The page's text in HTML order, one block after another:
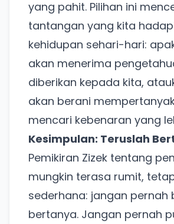
yang pahit. Pilihan ini
tantangan yang kita
kehidupan sehari-hari:
akan menerima
diberikan kepada kita,
akan berani
mencari kebenaran yang
Kesimpulan: Teruslah
Pemikiran Zizek tentang
mungkin terasa rumit,
sederhana: jangan pernah
bertanya. Jangan pernah
Ada Website
Khusus untuk kamu yang
Punya website SMM baru nih!
untuk pengalaman
Tanpa daftar ulang, gratis dicoba.